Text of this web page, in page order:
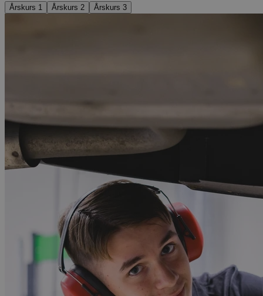
Årskurs 1 Årskurs 2 Årskurs 3